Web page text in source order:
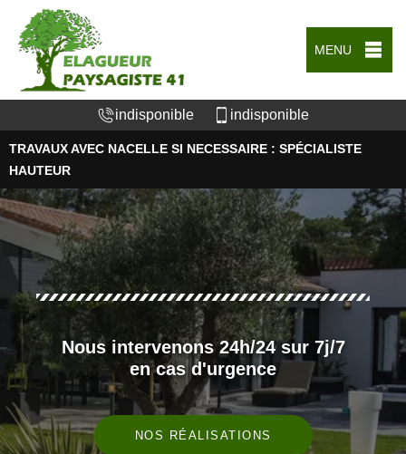
MENU
indisponible indisponible
TRAVAUX AVEC NACELLE SI NECESSAIRE : SPÉCIALISTE
HAUTEUR
Nous intervenons 24h/24 sur 7j/7
en cas d'urgence
NOS RÉALISATIONS